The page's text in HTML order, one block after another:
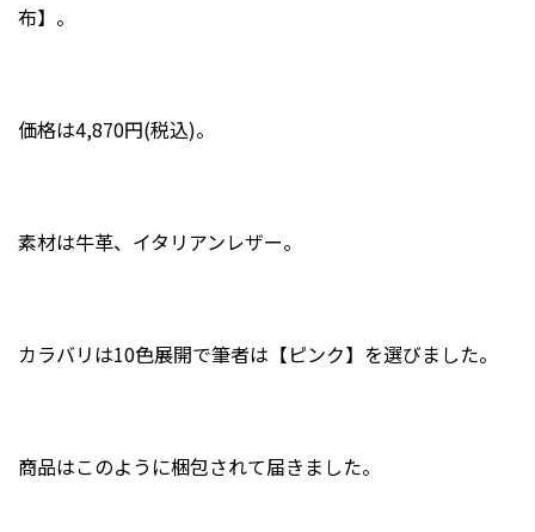
布】。
価格は4,870円(税込)。
素材は牛革、イタリアンレザー。
カラバリは10色展開で筆者は【ピンク】を選びました。
商品はこのように梱包されて届きました。